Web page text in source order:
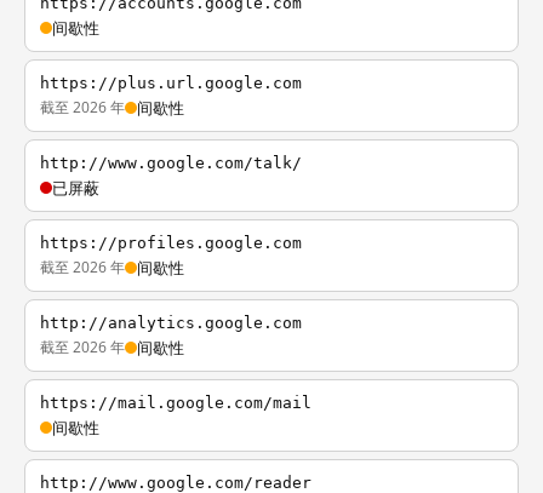
间歇性
https://plus.url.google.com
截至 2026 年 间歇性
http://www.google.com/talk/
已屏蔽
https://profiles.google.com
截至 2026 年 间歇性
http://analytics.google.com
截至 2026 年 间歇性
https://mail.google.com/mail
间歇性
http://www.google.com/reader